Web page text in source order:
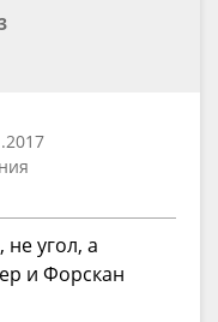
не угол, а
и Форскан